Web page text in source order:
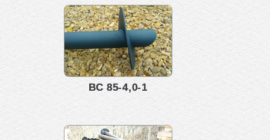
ВС 85-4,0-1